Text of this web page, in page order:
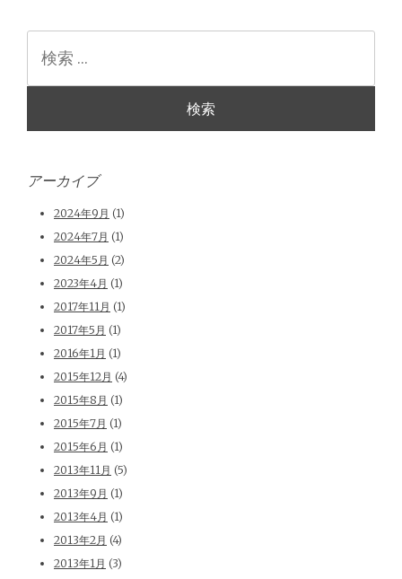
アーカイブ
2024年9月 (1)
2024年7月 (1)
2024年5月 (2)
2023年4月 (1)
2017年11月 (1)
2017年5月 (1)
2016年1月 (1)
2015年12月 (4)
2015年8月 (1)
2015年7月 (1)
2015年6月 (1)
2013年11月 (5)
2013年9月 (1)
2013年4月 (1)
2013年2月 (4)
2013年1月 (3)